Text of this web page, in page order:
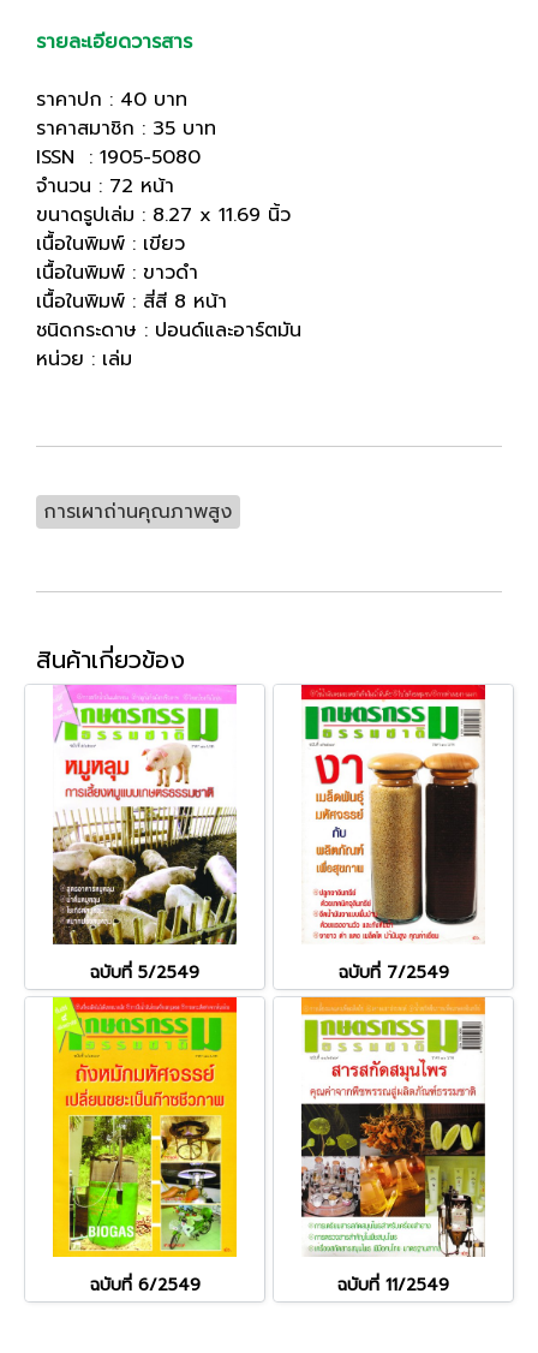
รายละเอียดวารสาร
ราคาปก : 40 บาท
ราคาสมาชิก : 35 บาท
ISSN : 1905-5080
จำนวน : 72 หน้า
ขนาดรูปเล่ม : 8.27 x 11.69 นิ้ว
เนื้อในพิมพ์ : เขียว
เนื้อในพิมพ์ : ขาวดำ
เนื้อในพิมพ์ : สี่สี 8 หน้า
ชนิดกระดาษ : ปอนด์และอาร์ตมัน
หน่วย : เล่ม
การเผาถ่านคุณภาพสูง
สินค้าเกี่ยวข้อง
ฉบับที่ 5/2549 ฉบับที่ 7/2549
ฉบับที่ 6/2549 ฉบับที่ 11/2549